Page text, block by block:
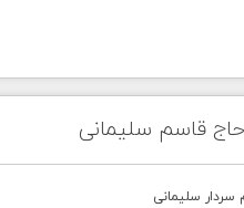
حاج قاسم سلیمانی
سردار سلیمانی